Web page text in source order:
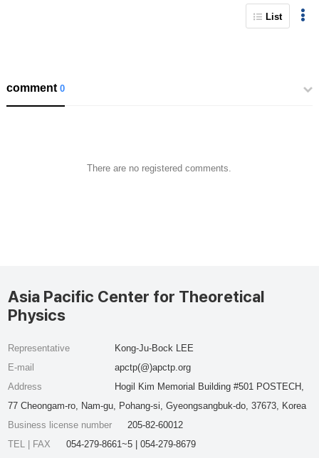
List
comment0
There are no registered comments.
Asia Pacific Center for Theoretical
Physics
Representative
Kong-Ju-Bock LEE
E-mail
apctp(@)apctp.org
Address
Hogil Kim Memorial Building #501 POSTECH,
77 Cheongam-ro, Nam-gu, Pohang-si, Gyeongsangbuk-do, 37673, Korea
Business license number
205-82-60012
TEL | FAX
054-279-8661~5 | 054-279-8679